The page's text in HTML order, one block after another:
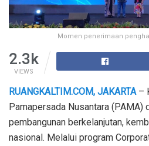
Momen penerimaan
2.3k
VIEWS
RUANGKALTIM.COM, JAKARTA–
Pamapersada Nusantara (PAMA)
pembangunan berkelanjutan,
nasional. Melalui program